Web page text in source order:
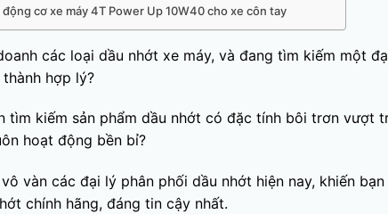
động cơ xe máy 4T Power Up 10W40 cho xe côn tay
các loại dầu nhớt xe máy, và đang tìm kiếm một
hợp lý?
tìm kiếm sản phẩm dầu nhớt có đặc tính bôi trơn vượt
hoạt động bền bỉ?
vàn các đại lý phân phối dầu nhớt hiện nay, khiến
chính hãng, đáng tin cậy nhất.